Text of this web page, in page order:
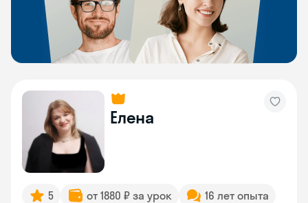
Елена
5 от 1880 ₽ за урок
16 лет опыта